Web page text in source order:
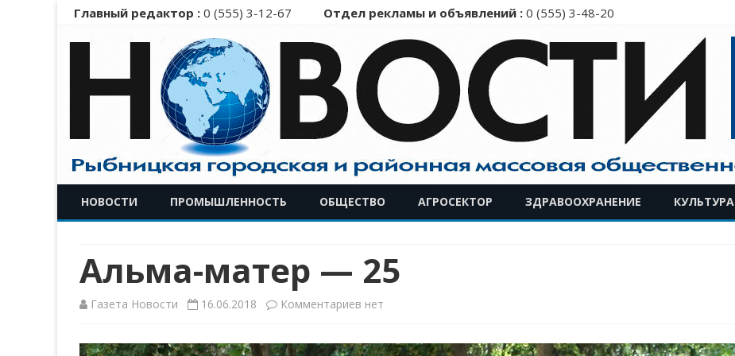
Главный редактор : 0 (555) 3-12-67 Отдел рекламы и объявлений : 0 (555) 3-48-20
к
содержимому
НОВОСТИ ПРОМЫШЛЕННОСТЬ ОБЩЕСТВО АГРОСЕКТОР ЗДРАВООХРАНЕНИЕ КУЛЬТУРА
Альма-матер — 25
Газета Новости 16.06.2018 Комментариев кнет